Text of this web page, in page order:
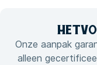
HET
Onze aanpak
alleen